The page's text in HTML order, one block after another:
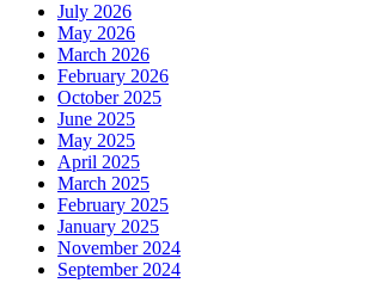
July 2026
May 2026
March 2026
February 2026
October 2025
June 2025
May 2025
April 2025
March 2025
February 2025
January 2025
November 2024
September 2024